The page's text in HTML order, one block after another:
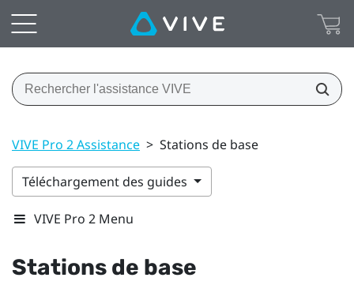
VIVE Pro 2 Assistance > Stations de base
Téléchargement des guides
VIVE Pro 2 Menu
Stations de base